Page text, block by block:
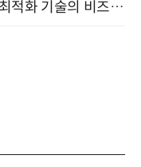
[올쇼TV] Gurobi와 함께 알아보는 최적화 기술의 비즈니스 활용 (8월 20일 생방송)